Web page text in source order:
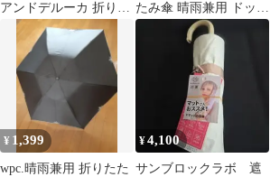
アンドデルーカ 折り畳
み傘 晴雨兼用 シル
バーグレー最安
たみ傘 晴雨兼用 ドット
柄
¥ 1,399
wpc.晴雨兼用 折りたた
¥4,100
サンブロックラボ 遮